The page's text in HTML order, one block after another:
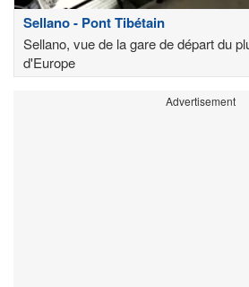
Sellano - Pont Tibétain
Sellano, vue de la gare de départ du
d'Europe
Advertisement